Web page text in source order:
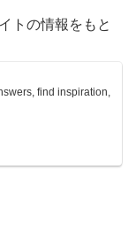
トの情報をもと
find inspiration,